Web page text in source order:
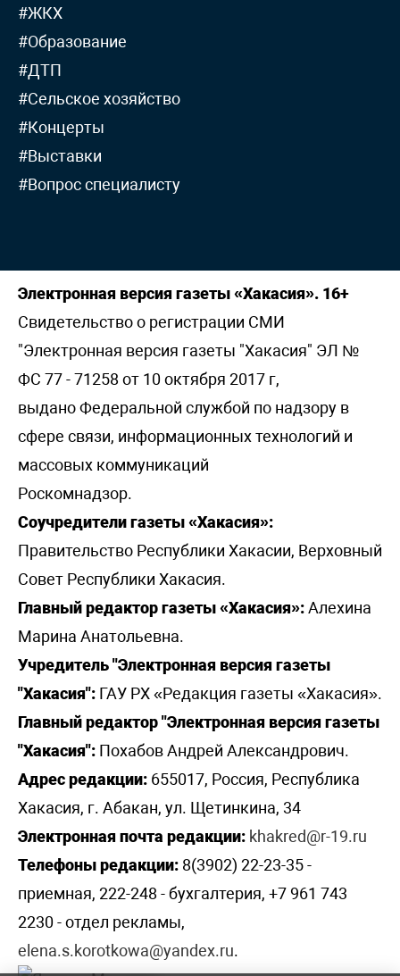
#ЖКХ
#Образование
#ДТП
#Сельское хозяйство
#Концерты
#Выставки
#Вопрос специалисту
Электронная версия газеты «Хакасия». 16+
Свидетельство о регистрации СМИ
"Электронная версия газеты "Хакасия" ЭЛ №
ФС 77 - 71258 от 10 октября 2017 г,
выдано Федеральной службой по надзору в
сфере связи, информационных технологий и
массовых коммуникаций
Роскомнадзор.
Соучредители газеты «Хакасия»:
Правительство Республики Хакасии, Верховный
Совет Республики Хакасия.
Главный редактор газеты «Хакасия»:Алехина
Марина Анатольевна.
Учредитель "Электронная версия газеты
"Хакасия": ГАУ РХ «Редакция газеты «Хакасия».
Главный редактор "Электронная версия газеты
"Хакасия": Похабов Андрей Александрович.
Адрес редакции: 655017, Россия, Республика
Хакасия, г. Абакан, ул. Щетинкина, 34
Электронная почта редакции: khakred@r-19.ru
Телефоны редакции: 8(3902) 22-23-35 -
приемная, 222-248 - бухгалтерия, +7 961 743
2230 - отдел рекламы,
elena.s.korotkowa@yandex.ru.